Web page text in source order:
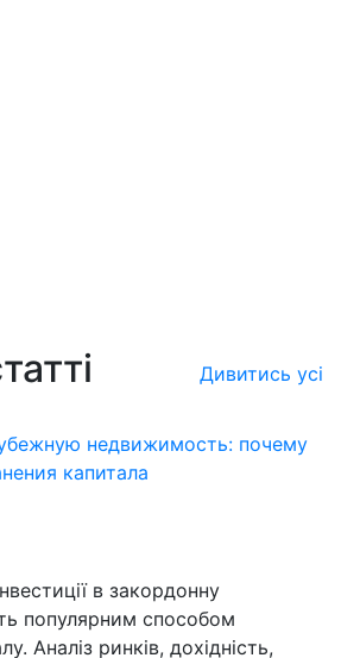
Дивитись усі
недвижимость: почему
капитала
в закордонну
популярним способом
Аналіз ринків, дохідність,